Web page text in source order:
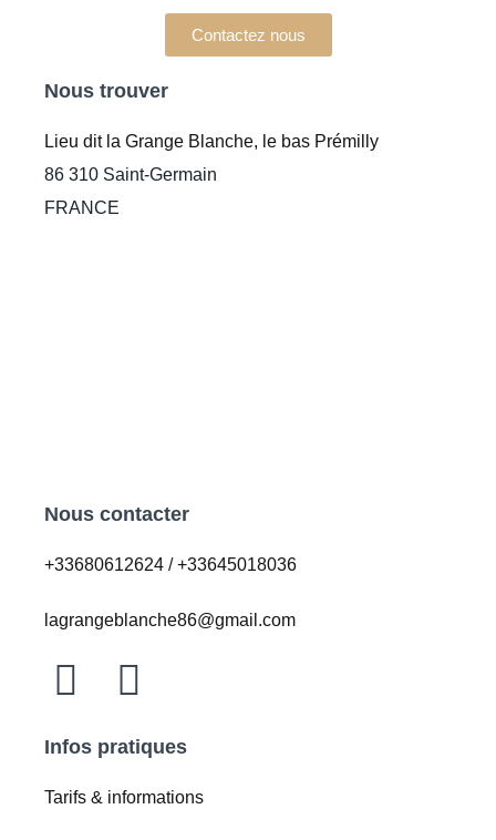
Contactez nous
Nous trouver
Lieu dit la Grange Blanche, le bas Prémilly
86 310 Saint-Germain
FRANCE
Nous contacter
+33680612624 /+33645018036
lagrangeblanche86@gmail.com
Infos pratiques
Tarifs & informations